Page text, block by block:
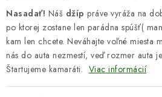
Nasadať! Náš džíp práve vyráža na
po ktorej zostane len parádna spúšť(
kam len chcete. Neváhajte voľné miesta
nás do auta nezmestí, veď rozmer auta
Štartujeme kamaráti. Viac informácií